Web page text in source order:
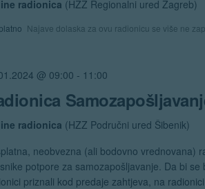
radionica (HZZ Regionalni ured Zagreb)
Najave dolaska za ovu radionicu se više ne
@ 09:00 - 11:00
radionica (HZZ Područni ured Šibenik)
neobvezna (ali bodovno vrednovana)
potpore za samozapošljavanje. Da bi
priznali kod predaje zahtjeva, na